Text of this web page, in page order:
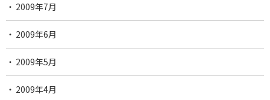
2009年7月
2009年6月
2009年5月
2009年4月